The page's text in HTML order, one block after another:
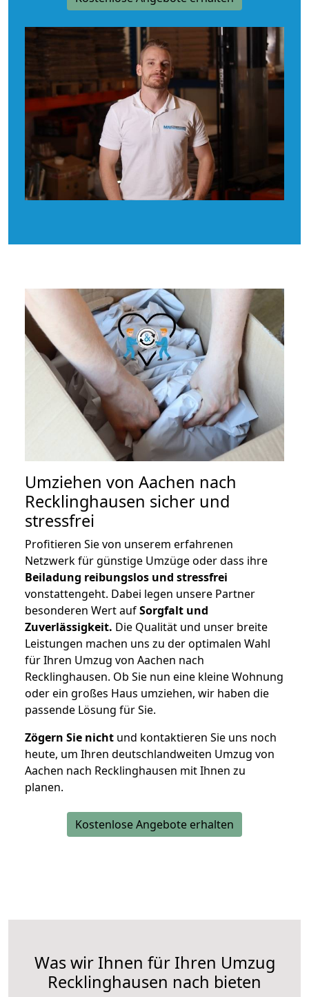
Umziehen von Aachen nach
Recklinghausen sicher und
stressfrei
Profitieren Sie von unserem erfahrenen
Netzwerk für günstige Umzüge oder dass ihre
Beiladung reibungslos und stressfrei
vonstattengeht. Dabei legen unsere Partner
besonderen Wert aufSorgfalt und
Zuverlässigkeit. Die Qualität und unser breite
Leistungen machen uns zu der optimalen Wahl
für Ihren Umzug von Aachen nach
Recklinghausen. Ob Sie nun eine kleine Wohnung
oder ein großes Haus umziehen, wir haben die
passende Lösung für Sie.
Zögern Sie nicht und kontaktieren Sie uns noch
heute, um Ihren deutschlandweiten Umzug von
Aachen nach Recklinghausen mit Ihnen zu
planen.
Kostenlose Angebote erhalten
Was wir Ihnen für Ihren Umzug
Recklinghausen nach bieten